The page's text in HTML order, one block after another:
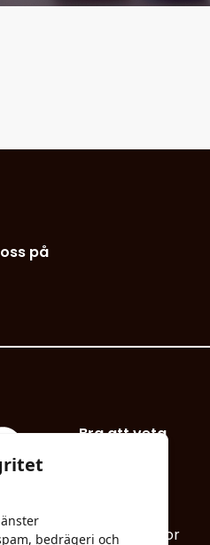
på
Bra att veta
leveransvillkor
bedrägeri och